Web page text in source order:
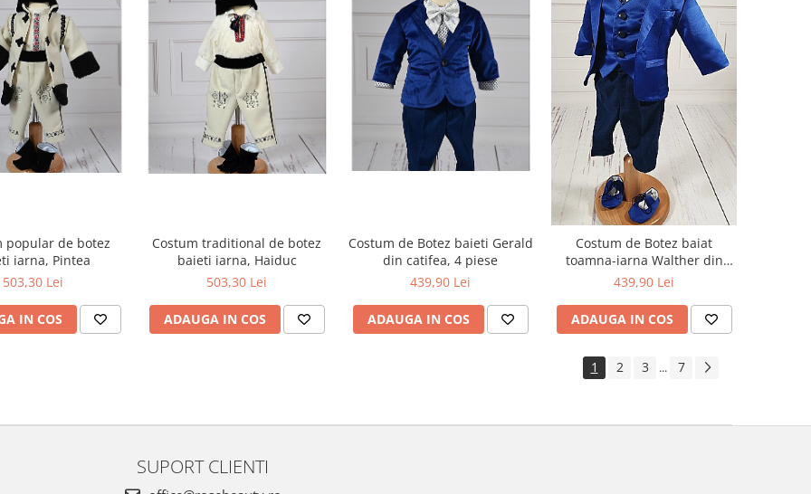
popular de botez
iarna, Pintea
503,30 Lei
IN COS
Costum traditional de botez
baieti iarna, Haiduc
503,30 Lei
ADAUGA IN COS
Costum de Botez baieti Gerald
din catifea, 4 piese
439,90 Lei
ADAUGA IN COS
Costum de Botez baiat
toamna-iarna Walther din
stofa, 7 piese
439,90 Lei
ADAUGA IN COS
1 2 3 ... 7
SUPORT CLIENTI